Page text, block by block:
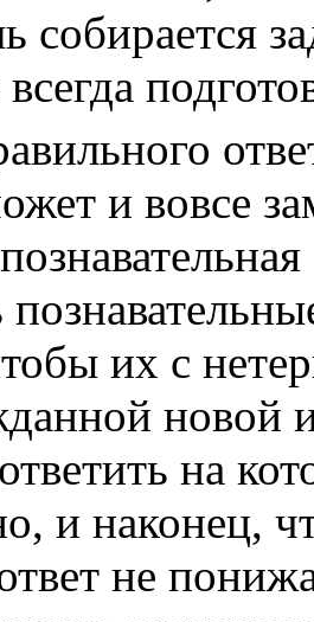
собирается
и вовсе
их с
новой
на
и наконец,
не